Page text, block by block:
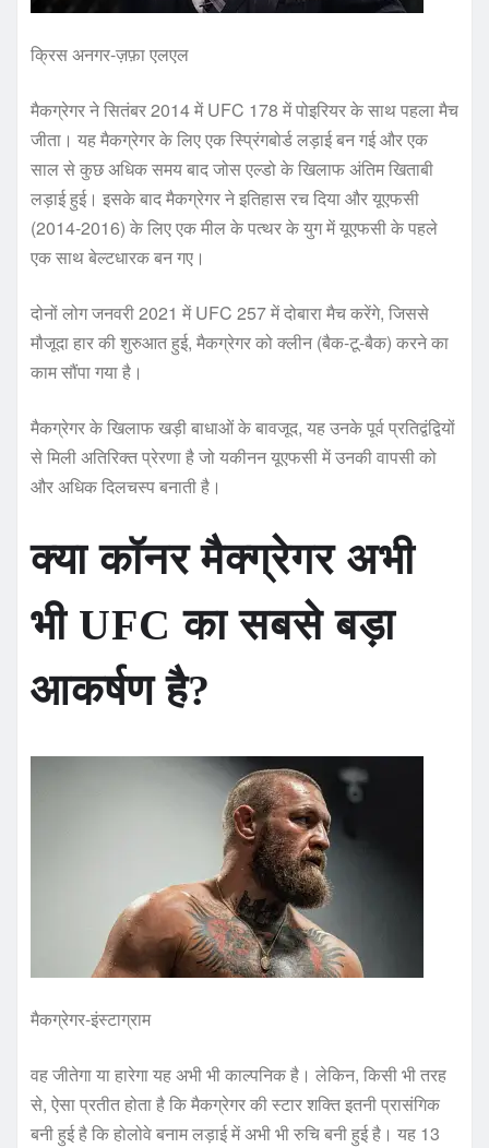
क्रिस अनगर-ज़फ़ा एलएल
मैकग्रेगर ने सितंबर 2014 में UFC 178 में पोइरियर के साथ पहला मैच
जीता। यह मैकग्रेगर के लिए एक स्प्रिंगबोर्ड लड़ाई बन गई और एक
साल से कुछ अधिक समय बाद जोस एल्डो के खिलाफ अंतिम खिताबी
लड़ाई हुई। इसके बाद मैकग्रेगर ने इतिहास रच दिया और यूएफसी
(2014-2016) के लिए एक मील के पत्थर के युग में यूएफसी के पहले
एक साथ बेल्टधारक बन गए।
दोनों लोग जनवरी 2021 में UFC 257 में दोबारा मैच करेंगे, जिससे
मौजूदा हार की शुरुआत हुई, मैकग्रेगर को क्लीन (बैक-टू-बैक) करने का
काम सौंपा गया है।
मैकग्रेगर के खिलाफ खड़ी बाधाओं के बावजूद, यह उनके पूर्व प्रतिद्वंद्वियों
से मिली अतिरिक्त प्रेरणा है जो यकीनन यूएफसी में उनकी वापसी को
और अधिक दिलचस्प बनाती है।
क्या कॉनर मैक्ग्रेगर अभी
भी UFC का सबसे बड़ा
आकर्षण है?
मैकग्रेगर-इंस्टाग्राम
वह जीतेगा या हारेगा यह अभी भी काल्पनिक है। लेकिन, किसी भी तरह
से, ऐसा प्रतीत होता है कि मैकग्रेगर की स्टार शक्ति इतनी प्रासंगिक
बनी हुई है कि होलोवे बनाम लड़ाई में अभी भी रुचि बनी हुई है। यह 13